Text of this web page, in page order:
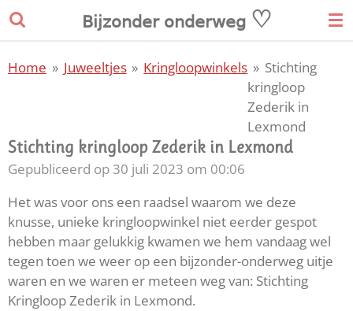
Ga
de
𝖡𝗂𝗃𝗓𝗈𝗇𝖽𝖾𝗋 𝗈𝗇𝖽𝖾𝗋𝗐𝖾𝗀♡
Home » Juweeltjes » Kringloopwinkels » Stichting
kringloop
Zederik in
Lexmond
Stichting kringloop Zederik in Lexmond
Gepubliceerd op 30 juli 2023 om 00:06
Het was voor ons een raadsel waarom we deze
knusse, unieke kringloopwinkel niet eerder gespot
hebben maar gelukkig kwamen we hem vandaag wel
tegen toen we weer op een bijzonder-onderweg uitje
waren en we waren er meteen weg van: Stichting
Kringloop Zederik in Lexmond.